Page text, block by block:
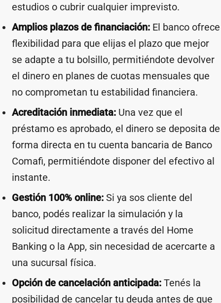
estudios o cubrir cualquier imprevisto.
Amplios plazos de financiación: El banco ofrece
flexibilidad para que elijas el plazo que mejor
se adapte a tu bolsillo, permitiéndote devolver
el dinero en planes de cuotas mensuales que
no comprometan tu estabilidad financiera.
Acreditación inmediata: Una vez que el
préstamo es aprobado, el dinero se deposita de
forma directa en tu cuenta bancaria de Banco
Comafi, permitiéndote disponer del efectivo al
instante.
Gestión 100% online: Si ya sos cliente del
banco, podés realizar la simulación y la
solicitud directamente a través del Home
Banking o la App, sin necesidad de acercarte a
una sucursal física.
Opción de cancelación anticipada: Tenés la
posibilidad de cancelar tu deuda antes de que